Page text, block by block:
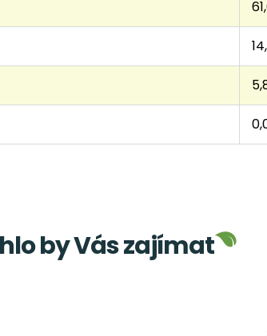
by Vás zajímat